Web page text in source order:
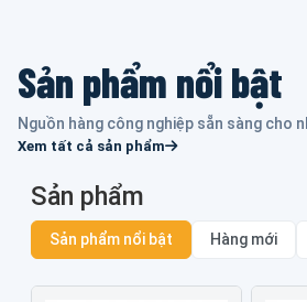
Sản phẩm nổi bật
Nguồn hàng công nghiệp sẵn sàng cho
Xem tất cả sản phẩm
Sản phẩm
Sản phẩm nổi bật Hàng mới